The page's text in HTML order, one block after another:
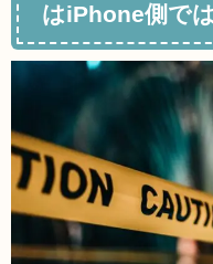
はiPhone側で